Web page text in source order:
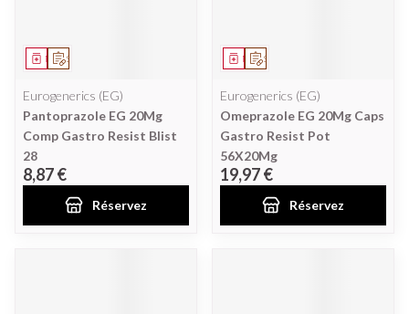
Sur prescription
Médicament
Eurogenerics (EG)
Pantoprazole EG 20Mg
Comp Gastro Resist Blist
28
8,87 €
Réservez
Sur prescription
Médicament
Eurogenerics (EG)
Omeprazole EG 20Mg Caps
Gastro Resist Pot
56X20Mg
19,97 €
Réservez